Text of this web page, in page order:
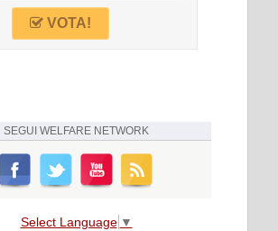
VOTA!
SEGUI WELFARE NETWORK
Select Language ▼